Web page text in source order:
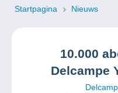
Startpagina Nieuws
10.000
Delcampe